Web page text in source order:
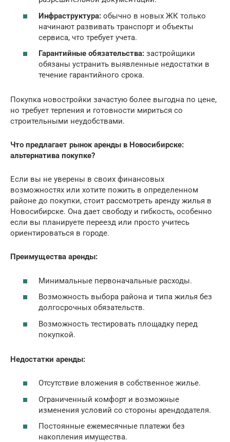
Инфраструктура: обычно в новых ЖК только
начинают развивать транспорт и объекты
сервиса, что требует учета.
Гарантийные обязательства: застройщики
обязаны устранить выявленные недостатки в
течение гарантийного срока.
Покупка новостройки зачастую более выгодна по цене,
но требует терпения и готовности мириться со
строительными неудобствами.
Что предлагает рынок аренды в Новосибирске:
альтернатива покупке?
Если вы не уверены в своих финансовых
возможностях или хотите пожить в определенном
районе до покупки, стоит рассмотреть аренду жилья в
Новосибирске. Она дает свободу и гибкость, особенно
если вы планируете переезд или просто учитесь
ориентироваться в городе.
Преимущества аренды:
Минимальные первоначальные расходы.
Возможность выбора района и типа жилья без
долгосрочных обязательств.
Возможность тестировать площадку перед
покупкой.
Недостатки аренды:
Отсутствие вложения в собственное жилье.
Ограниченный комфорт и возможные
изменения условий со стороны арендодателя.
Постоянные ежемесячные платежи без
накопления имущества.